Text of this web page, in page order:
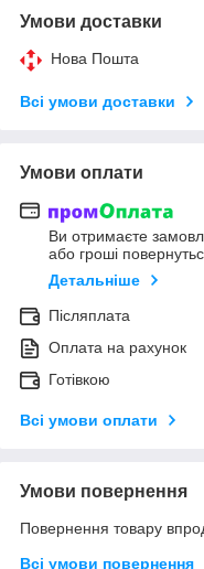
Умови доставки
Нова Пошта
Всі умови доставки
Умови оплати
Ви отримаєте
або гроші
Детальніше
Післяплата
Оплата на рахунок
Готівкою
Всі умови оплати
Умови повернення
Повернення товару
Всі умови повернення